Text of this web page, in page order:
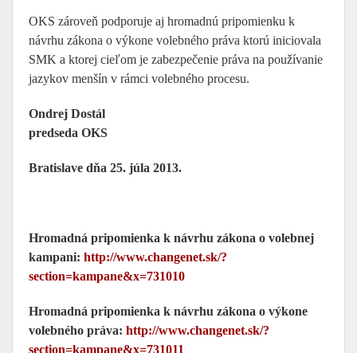
OKS zároveň podporuje aj hromadnú pripomienku k
návrhu zákona o výkone volebného práva ktorú iniciovala
SMK a ktorej cieľom je zabezpečenie práva na používanie
jazykov menšín v rámci volebného procesu.
Ondrej Dostál
predseda OKS
Bratislave dňa 25. júla 2013.
Hromadná pripomienka k návrhu zákona o volebnej
kampani: http://www.changenet.sk/?
section=kampane&x=731010
Hromadná pripomienka k návrhu zákona o výkone
volebného práva: http://www.changenet.sk/?
section=kampane&x=731011